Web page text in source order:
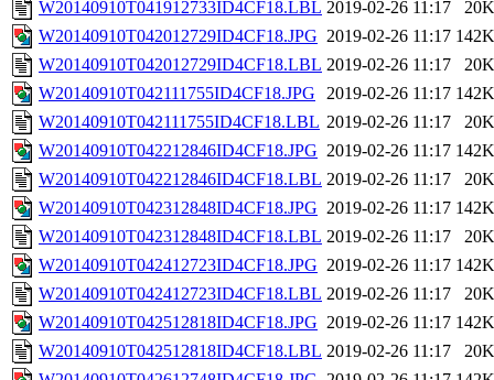
W20140910T041912733ID4CF18.LBL 2019-02-26 11:17
20K
W20140910T042012729ID4CF18.JPG 2019-02-26 11:17 142K
W20140910T042012729ID4CF18.LBL 2019-02-26 11:17
20K
W20140910T042111755ID4CF18.JPG
2019-02-26 11:17 142K
W20140910T042111755ID4CF18.LBL 2019-02-26 11:17
20K
W20140910T042212846ID4CF18.JPG 2019-02-26 11:17 142K
W20140910T042212846ID4CF18.LBL 2019-02-26 11:17
20K
W20140910T042312848ID4CF18.JPG 2019-02-26 11:17 142K
W20140910T042312848ID4CF18.LBL 2019-02-26 11:17
20K
W20140910T042412723ID4CF18.JPG 2019-02-26 11:17 142K
W20140910T042412723ID4CF18.LBL 2019-02-26 11:17
20K
W20140910T042512818ID4CF18.JPG 2019-02-26 11:17 142K
W20140910T042512818ID4CF18.LBL 2019-02-26 11:17
20K